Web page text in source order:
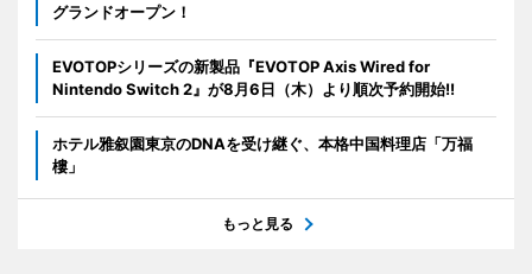
グランドオープン！
EVOTOPシリーズの新製品『EVOTOP Axis Wired for
Nintendo Switch 2』が8月6日（木）より順次予約開始!!
ホテル雅叙園東京のDNAを受け継ぐ、本格中国料理店「万福
樓」
もっと見る